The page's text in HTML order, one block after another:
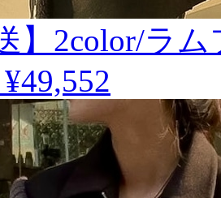
】2color/ラ
¥49,552